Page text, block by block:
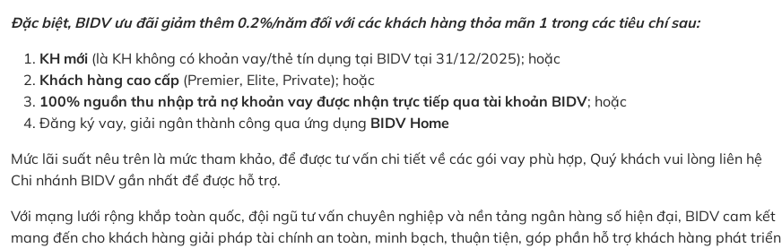
Đặc biệt, BIDV ưu đãi giảm thêm 0.2%/năm đối với các khách hàng thỏa mãn 1 trong các tiêu chí sau:
KH mới (là KH không có khoản vay/thẻ tín dụng tại BIDV tại 31/12/2025); hoặc
Khách hàng cao cấp (Premier, Elite, Private); hoặc
100% nguồn thu nhập trả nợ khoản vay được nhận trực tiếp qua tài khoản BIDV; hoặc
Đăng ký vay, giải ngân thành công qua ứng dụng BIDV Home
Mức lãi suất nêu trên là mức tham khảo, để được tư vấn chi tiết về các gói vay phù hợp, Quý khách vui lòng liên hệ
Chi nhánh BIDV gần nhất để được hỗ trợ.
Với mạng lưới rộng khắp toàn quốc, đội ngũ tư vấn chuyên nghiệp và nền tảng ngân hàng số hiện đại, BIDV cam kết
mang đến cho khách hàng giải pháp tài chính an toàn, minh bạch, thuận tiện, góp phần hỗ trợ khách hàng phát triển